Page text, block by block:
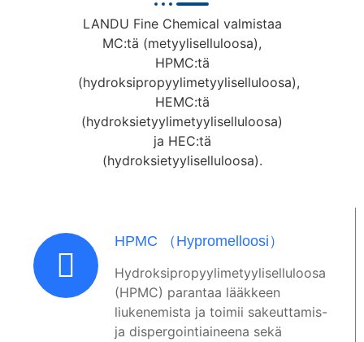
LANDU Fine Chemical valmistaa
MC:tä (metyyliselluloosa),
HPMC:tä
(hydroksipropyylimetyyliselluloosa),
HEMC:tä
(hydroksietyylimetyyliselluloosa)
ja HEC:tä
(hydroksietyyliselluloosa).
HPMC （Hypromelloosi）
Hydroksipropyylimetyyliselluloosa
(HPMC) parantaa lääkkeen
liukenemista ja toimii sakeuttamis-
ja dispergointiaineena sekä